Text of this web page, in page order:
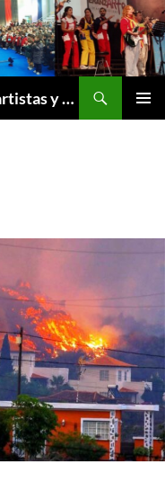
EsperanzARTE – Asociación de artistas y creativos cristianos